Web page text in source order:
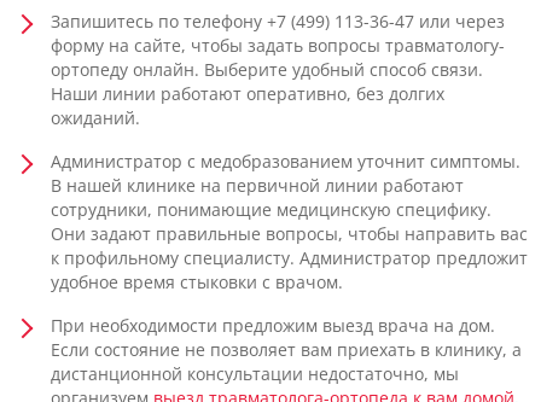
Запишитесь по телефону +7 (499) 113-36-47 или через
форму на сайте, чтобы задать вопросы травматологу-
ортопеду онлайн. Выберите удобный способ связи.
Наши линии работают оперативно, без долгих
ожиданий.
Администратор с медобразованием уточнит симптомы.
В нашей клинике на первичной линии работают
сотрудники, понимающие медицинскую специфику.
Они задают правильные вопросы, чтобы направить вас
к профильному специалисту. Администратор предложит
удобное время стыковки с врачом.
При необходимости предложим выезд врача на дом.
Если состояние не позволяет вам приехать в клинику, а
дистанционной консультации недостаточно, мы